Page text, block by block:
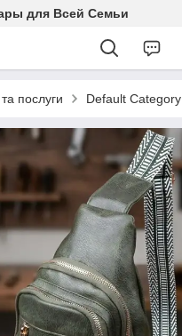
для Всей Семьи
послуги Default Category